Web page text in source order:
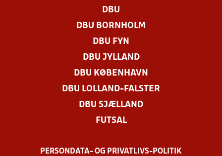
DBU
DBU BORNHOLM
DBU FYN
DBU JYLLAND
DBU KØBENHAVN
DBU LOLLAND-FALSTER
DBU SJÆLLAND
FUTSAL
PERSONDATA- OG PRIVATLIVS-POLITIK